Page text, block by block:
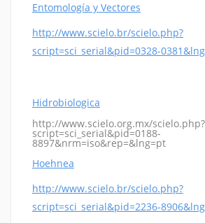
Entomología y Vectores
http://www.scielo.br/scielo.php?
script=sci_serial&pid=0328-
Hidrobiologica
http://www.scielo.org.mx/scielo.php?
script=sci_serial&pid=0188-
8897&nrm=iso&rep=&lng=pt
Hoehnea
http://www.scielo.br/scielo.php?
script=sci_serial&pid=2236-